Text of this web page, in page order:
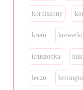
korniszony
krem krewetki
kruszonka
leczo